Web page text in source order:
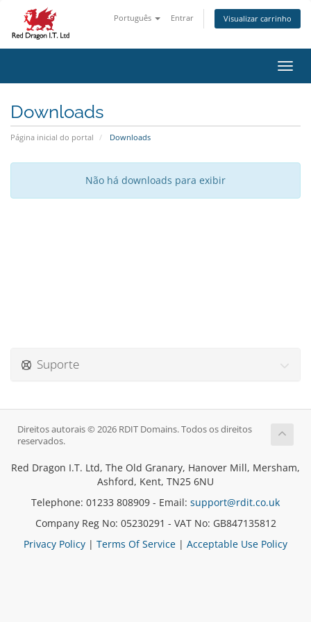
Português Entrar Visualizar carrinho
Downloads
Página inicial do portal Downloads
Não há downloads para exibir
Suporte
Direitos autorais © 2026 RDIT Domains. Todos os direitos
reservados.
Red Dragon I.T. Ltd, The Old Granary, Hanover Mill, Mersham,
Ashford, Kent, TN25 6NU
Telephone: 01233 808909 - Email: support@rdit.co.uk
Company Reg No: 05230291 - VAT No: GB847135812
Privacy Policy | Terms Of Service | Acceptable Use Policy